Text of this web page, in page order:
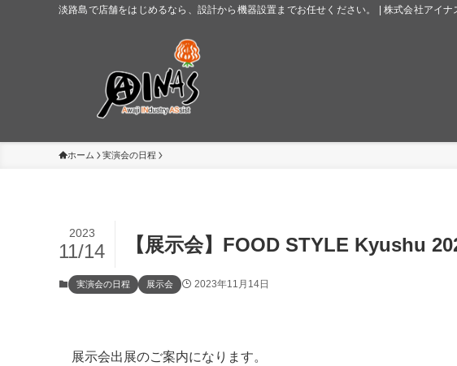
淡路島で店舗をはじめるなら、設計から機器設置までお任せください。 | 株式会社アイナ
ホーム 実演会の日程
【展示会】FOOD STYLE Kyushu
2023
11/14
実演会の日程 展示会 2023年11月14日
展示会出展のご案内になります。